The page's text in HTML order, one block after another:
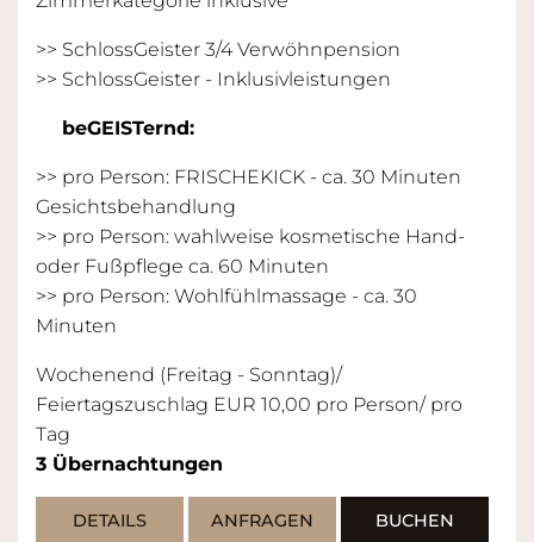
>> SchlossGeister 3/4 Verwöhnpension
>> SchlossGeister - Inklusivleistungen
beGEISTernd:
>> pro Person: FRISCHEKICK - ca. 30 Minuten
Gesichtsbehandlung
>> pro Person: wahlweise kosmetische Hand-
oder Fußpflege ca. 60 Minuten
>> pro Person: Wohlfühlmassage - ca. 30
Minuten
Wochenend (Freitag - Sonntag)/
Feiertagszuschlag EUR 10,00 pro Person/ pro
Tag
3 Übernachtungen
DETAILS ANFRAGEN BUCHEN